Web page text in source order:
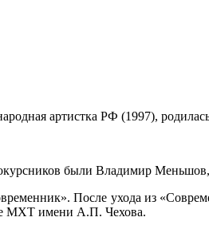
артистка РФ (1997),
были Владимир
После ухода из
МХТ имени А.П. Чехова.